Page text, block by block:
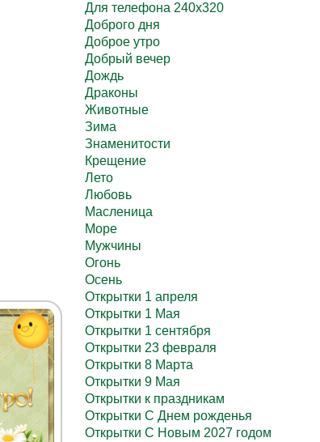
Для телефона 240х320
Доброго дня
Доброе утро
Добрый вечер
Дождь
Драконы
Животные
Зима
Знаменитости
Крещение
Лето
Любовь
Масленица
Море
Мужчины
Огонь
Осень
Открытки 1 апреля
Открытки 1 Мая
Открытки 1 сентября
Открытки 23 февраля
Открытки 8 Марта
Открытки 9 Мая
Открытки к праздникам
Открытки С Днем рожденья
Открытки С Новым 2027 годом